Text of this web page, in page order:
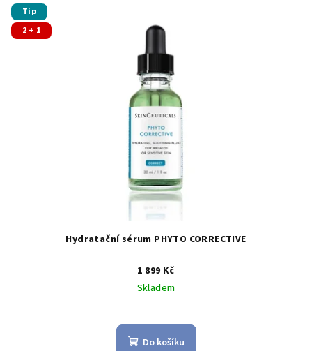
Tip
2 + 1
Hydratační sérum PHYTO CORRECTIVE
1 899 Kč
Skladem
hodnocení
produktu
Do košíku